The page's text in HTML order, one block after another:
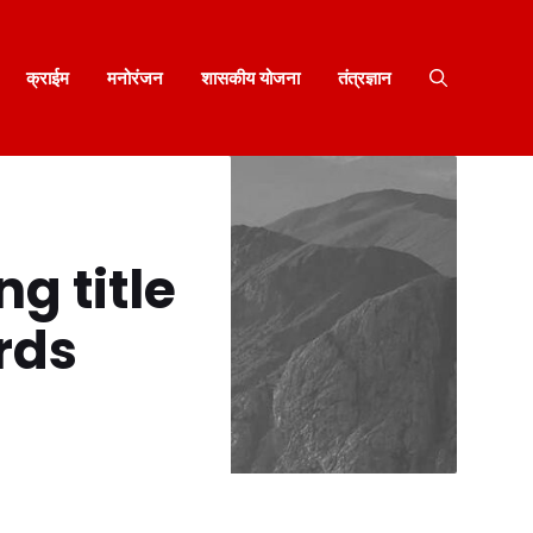
क्राईम मनोरंजन शासकीय योजना तंत्रज्ञान
title